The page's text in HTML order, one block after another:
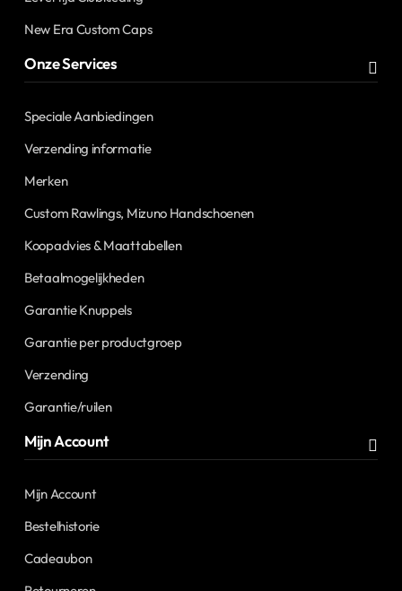
New Era Custom Caps
Onze Services
Speciale Aanbiedingen
Verzending informatie
Merken
Custom Rawlings, Mizuno Handschoenen
Koopadvies & Maattabellen
Betaalmogelijkheden
Garantie Knuppels
Garantie per productgroep
Verzending
Garantie/ruilen
Mijn Account
Mijn Account
Bestelhistorie
Cadeaubon